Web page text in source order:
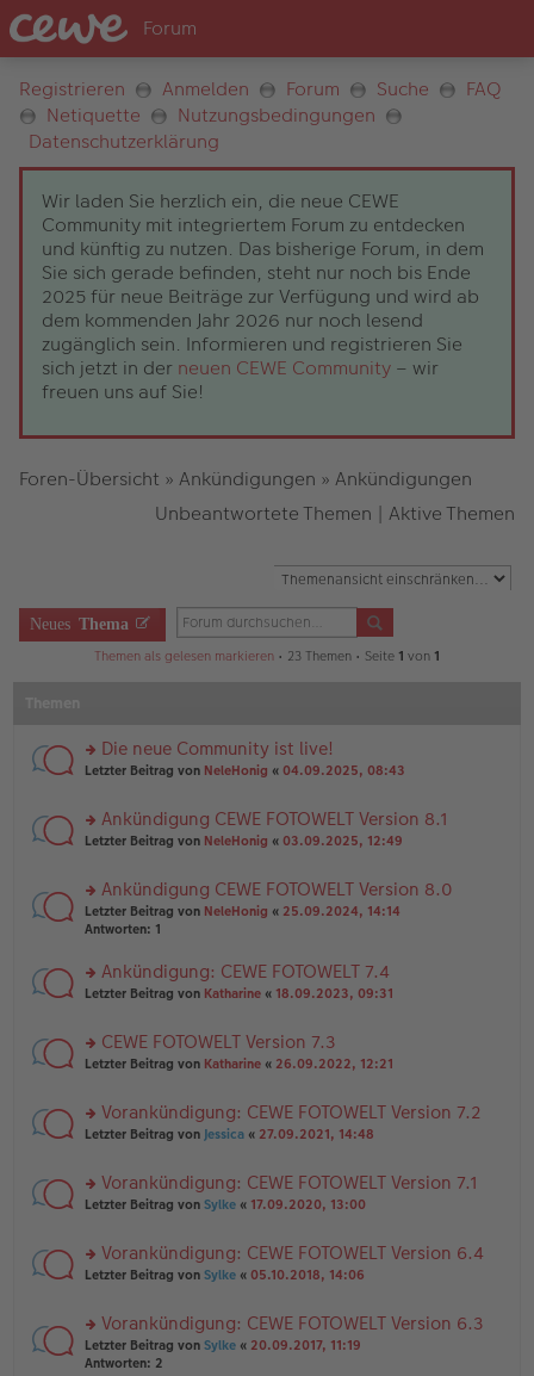
Registrieren Anmelden Forum Suche
FAQ
Netiquette
Nutzungsbedingungen
Datenschutzerklärung
Wir laden Sie herzlich ein, die neue CEWE
Community mit integriertem Forum zu entdecken
und künftig zu nutzen. Das bisherige Forum, in dem
Sie sich gerade befinden, steht nur noch bis Ende
2025 für neue Beiträge zur Verfügung und wird ab
dem kommenden Jahr 2026 nur noch lesend
zugänglich sein. Informieren und registrieren Sie
sich jetzt in der neuen CEWE Community – wir
freuen uns auf Sie!
Foren-Übersicht » Ankündigungen » Ankündigungen
Unbeantwortete Themen | Aktive Themen
Neues Thema
Themen als gelesen markieren • 23 Themen • Seite 1 von 1
rs
u
n
es
e
n
B
ei
tr
g
Die neue Community ist live!
Letzter Beitrag von NeleHonig « 04.09.2025, 08:43
rs
u
n
g
es
e
n
B
ei
tr
g
Ankündigung CEWE FOTOWELT Version 8.1
Letzter Beitrag von NeleHonig « 03.09.2025, 12:49
rs
te
n
g
es
e
n
B
ei
tr
g
Ankündigung CEWE FOTOWELT Version 8.0
Letzter Beitrag von NeleHonig « 25.09.2024, 14:14
Antworten: 1
rs
u
n
es
e
B
ei
g
Ankündigung: CEWE FOTOWELT 7.4
Letzter Beitrag von Katharine « 18.09.2023, 09:31
rs
u
n
es
e
B
ei
g
CEWE FOTOWELT Version 7.3
Letzter Beitrag von Katharine « 26.09.2022, 12:21
rs
u
n
es
e
B
ei
tr
Vorankündigung: CEWE FOTOWELT Version 7.2
Letzter Beitrag von Jessica « 27.09.2021, 14:48
rs
u
n
es
e
n
Vorankündigung: CEWE FOTOWELT Version 7.1
Letzter Beitrag von Sylke « 17.09.2020, 13:00
rs
u
n
g
Vorankündigung: CEWE FOTOWELT Version 6.4
Letzter Beitrag von Sylke « 05.10.2018, 14:06
rs
te
Vorankündigung: CEWE FOTOWELT Version 6.3
Letzter Beitrag von Sylke « 20.09.2017, 11:19
Antworten: 2